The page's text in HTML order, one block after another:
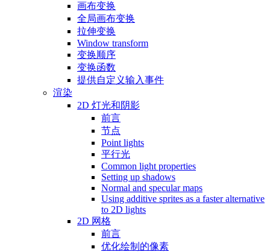
画布变换
全局画布变换
拉伸变换
Window transform
变换顺序
变换函数
提供自定义输入事件
渲染
2D 灯光和阴影
前言
节点
Point lights
平行光
Common light properties
Setting up shadows
Normal and specular maps
Using additive sprites as a faster alternative
to 2D lights
2D 网格
前言
优化绘制的像素